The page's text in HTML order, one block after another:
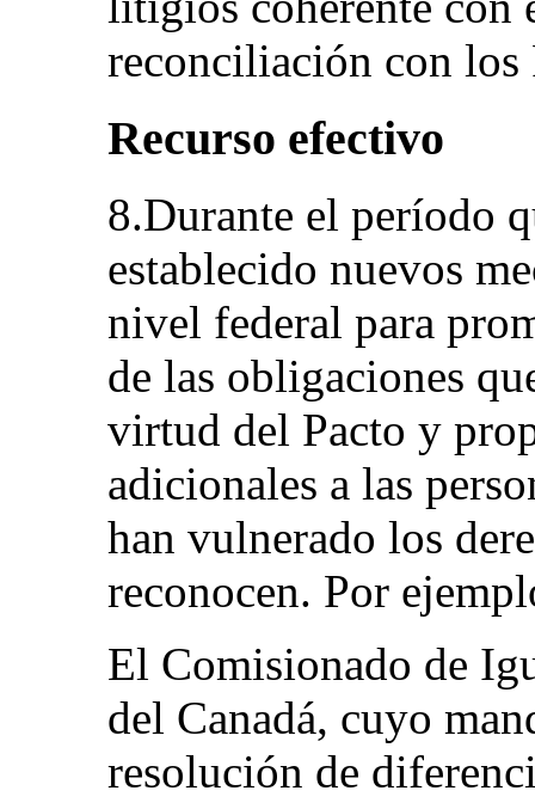
reconciliación con los
Recurso efectivo
8.Durante el período
establecido nuevos
nivel federal para
de las obligaciones
virtud del Pacto y
adicionales a las
han vulnerado los
reconocen. Por
El Comisionado de
del Canadá, cuyo
resolución de